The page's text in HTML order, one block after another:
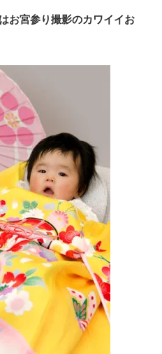
お宮参り撮影のカワイイお